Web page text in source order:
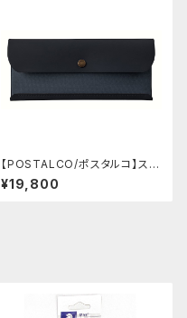
【POSTALCO/ポスタルコ】スナ
ップペンケース (Navy Blue)
¥19,800